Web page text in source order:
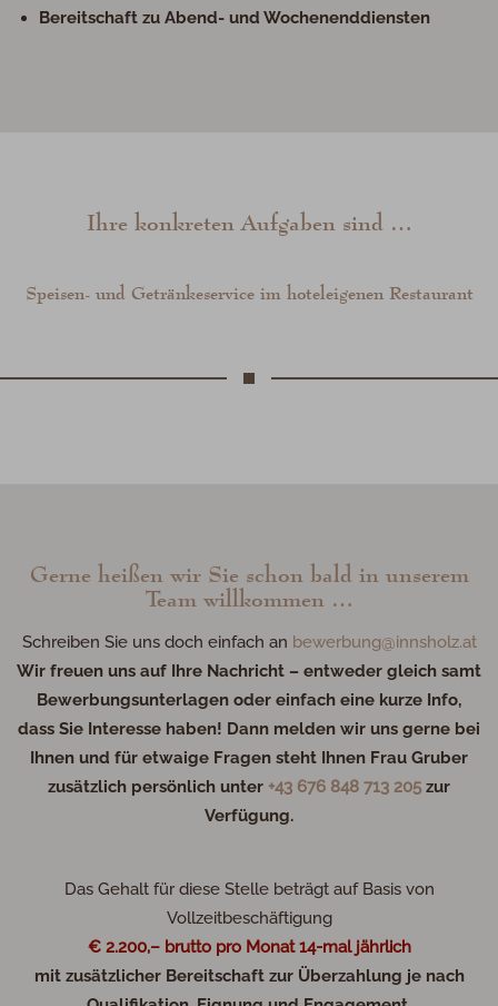
Bereitschaft zu Abend- und Wochenenddiensten
Ihre konkreten Aufgaben sind …
Speisen- und Getränkeservice im hoteleigenen Restaurant
Gerne heißen wir Sie schon bald in unserem
Team willkommen …
Schreiben Sie uns doch einfach an bewerbung@innsholz.at
Wir freuen uns auf Ihre Nachricht – entweder gleich samt
Bewerbungsunterlagen oder einfach eine kurze Info,
dass Sie Interesse haben! Dann melden wir uns gerne bei
Ihnen und für etwaige Fragen steht Ihnen Frau Gruber
zusätzlich persönlich unter +43 676 848 713 205 zur
Verfügung.
Das Gehalt für diese Stelle beträgt auf Basis von
Vollzeitbeschäftigung
€ 2.200,– brutto pro Monat 14-mal jährlich
mit zusätzlicher Bereitschaft zur Überzahlung je nach